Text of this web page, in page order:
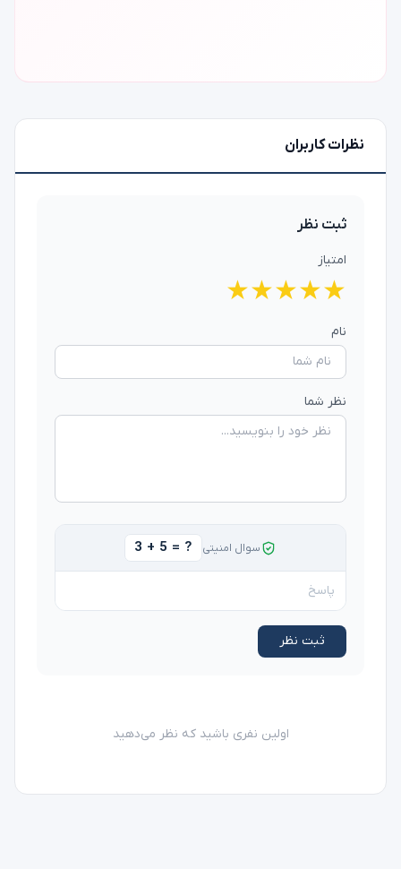
نظرات کاربران
ثبت نظر
امتیاز
★
★
★
★
★
نام
نظر شما
سوال امنیتی 3 + 5 = ?
ثبت نظر
اولین نفری باشید که نظر می‌دهید